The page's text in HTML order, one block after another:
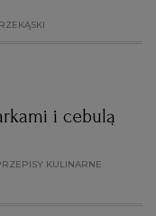
i cebulą
KULINARNE